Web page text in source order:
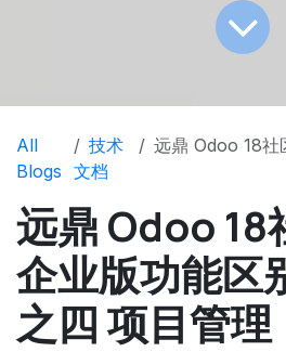
All
Blogs
技术
文档
远鼎 Odoo 18社区版与企
远鼎 Odoo 18
企业版功能区
之四 项目管理